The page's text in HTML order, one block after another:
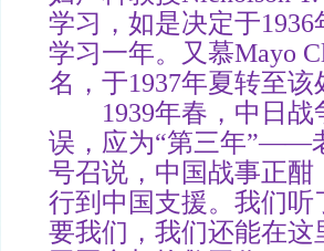
学习，如是决定于
学习一年。又慕Mayo
名，于1937年夏转至该
1939年春，中日战
误，应为“第三年”——
号召说，中国战事正
行到中国支援。我们
要我们，我们还能在